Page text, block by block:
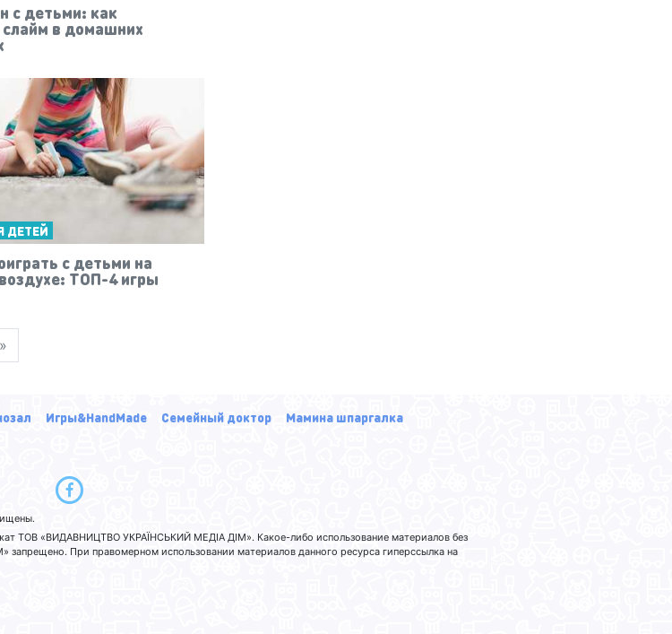
с детьми: как
слайм в домашних
ДЕТЕЙ
с детьми на
ТОП-4 игры
»
Игры&HandMade Семейный доктор
Мамина шпаргалка
ТОВ «ВИДАВНИЦТВО УКРАЇНСЬКИЙ МЕДІА ДІМ». Какое-либо использование материалов без
При правомерном использовании материалов данного ресурса гиперссылка на